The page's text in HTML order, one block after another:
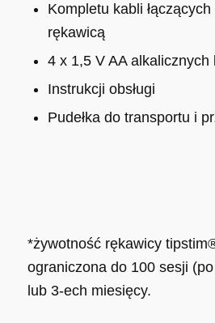
Kompletu kabli
rękawicą
4 x 1,5 V AA alkalicznych
Instrukcji obsługi
Pudełka do transportu i
*żywotność rękawicy
ograniczona do 100 sesji
lub 3-ech miesięcy.